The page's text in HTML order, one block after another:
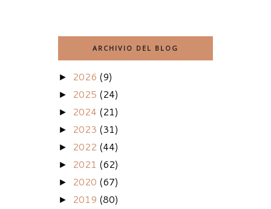
ARCHIVIO DEL BLOG
► 2026 (9)
► 2025 (24)
► 2024 (21)
► 2023 (31)
► 2022 (44)
► 2021 (62)
► 2020 (67)
► 2019 (80)